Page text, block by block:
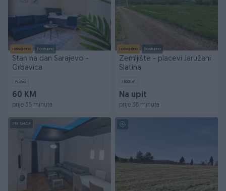
Izdvojeno Dostupno
Stan na dan Sarajevo -
Grbavica
Novo
60 KM
prije 35 minuta
Izdvojeno Dostupno
Zemljište - placevi Jaružani
Slatina
11000㎡
Na upit
prije 38 minuta
PIK SHOP